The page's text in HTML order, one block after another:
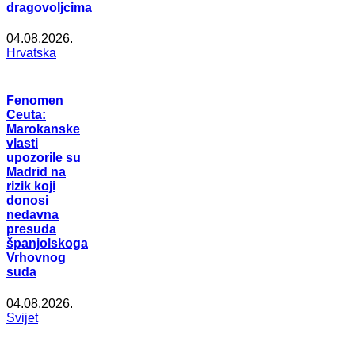
dragovoljcima
04.08.2026.
Hrvatska
Fenomen
Ceuta:
Marokanske
vlasti
upozorile su
Madrid na
rizik koji
donosi
nedavna
presuda
španjolskoga
Vrhovnog
suda
04.08.2026.
Svijet